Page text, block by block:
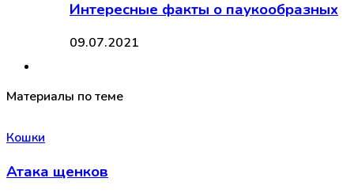
Интересные факты о паукообразных
09.07.2021
Материалы по теме
Кошки
Атака щенков